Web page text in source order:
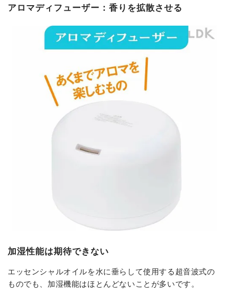
アロマディフューザー：香りを拡散させる
加湿性能は期待できない
エッセンシャルオイルを水に垂らして使用する超音波式の
ものでも、加湿機能はほとんどないことが多いです。